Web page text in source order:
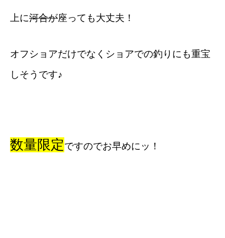
上に河合が座っても大丈夫！
オフショアだけでなくショアでの釣りにも重宝
しそうです♪
数量限定ですのでお早めにッ！